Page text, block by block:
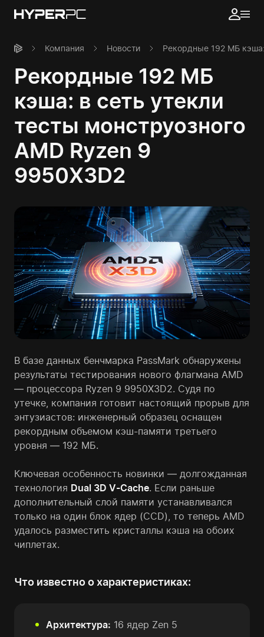
Компания Новости Рекордные 192 МБ
Рекордные 192 МБ
кэша: в сеть утекли
тесты монструозного
AMD Ryzen 9
9950X3D2
В базе данных бенчмарка PassMark обнаружены
результаты тестирования нового флагмана AMD
— процессора Ryzen 9 9950X3D2. Судя по
утечке, компания готовит настоящий прорыв для
энтузиастов: инженерный образец оснащен
рекордным объемом кэш-памяти третьего
уровня — 192 МБ.
Ключевая особенность новинки — долгожданная
технология Dual 3D V-Cache. Если раньше
дополнительный слой памяти устанавливался
только на один блок ядер (CCD), то теперь AMD
удалось разместить кристаллы кэша на обоих
чиплетах.
Что известно о характеристиках:
Архитектура: 16 ядер Zen 5